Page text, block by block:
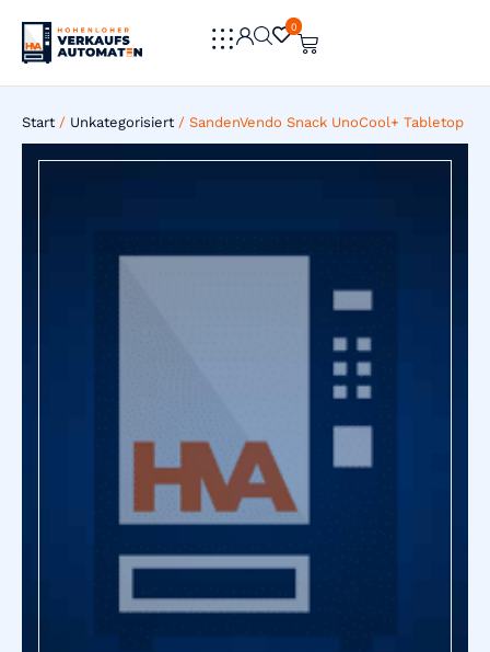
0
0
Start / Unkategorisiert / SandenVendo Snack UnoCool+ Tabletop